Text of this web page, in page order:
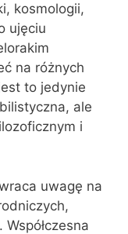
kosmologii,
ujęciu
na różnych
to jedynie
ale
i
uwagę na